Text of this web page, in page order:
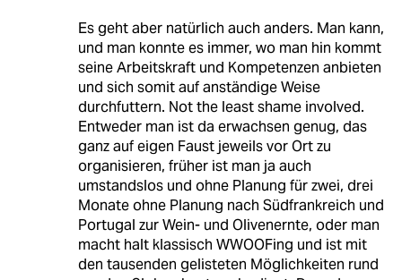
Es geht aber natürlich auch anders. Man kann,
und man konnte es immer, wo man hin kommt
seine Arbeitskraft und Kompetenzen anbieten
und sich somit auf anständige Weise
durchfuttern. Not the least shame involved.
Entweder man ist da erwachsen genug, das
ganz auf eigen Faust jeweils vor Ort zu
organisieren, früher ist man ja auch
umstandslos und ohne Planung für zwei, drei
Monate ohne Planung nach Südfrankreich und
Portugal zur Wein- und Olivenernte, oder man
macht halt klassisch WWOOFing und ist mit
den tausenden gelisteten Möglichkeiten rund